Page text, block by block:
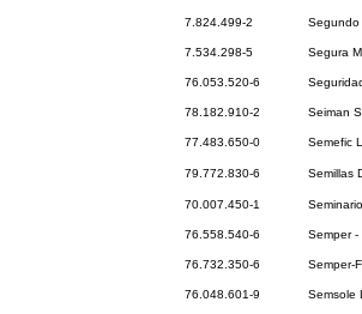
7.824.499-2 Segundo
7.534.298-5 Segura
76.053.520-6
78.182.910-2 Seiman
77.483.650-0 Semefic
79.772.830-6 Semillas
70.007.450-1
76.558.540-6 Semper -
76.732.350-6 Semper-
76.048.601-9 Semsole